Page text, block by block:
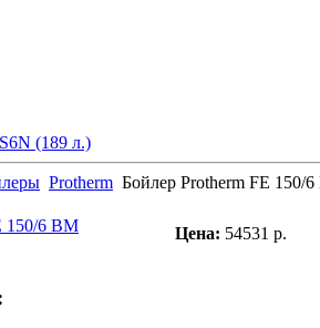
(189 л.)
Protherm Бойлер Protherm FE 150/
Цена: 54531 р.